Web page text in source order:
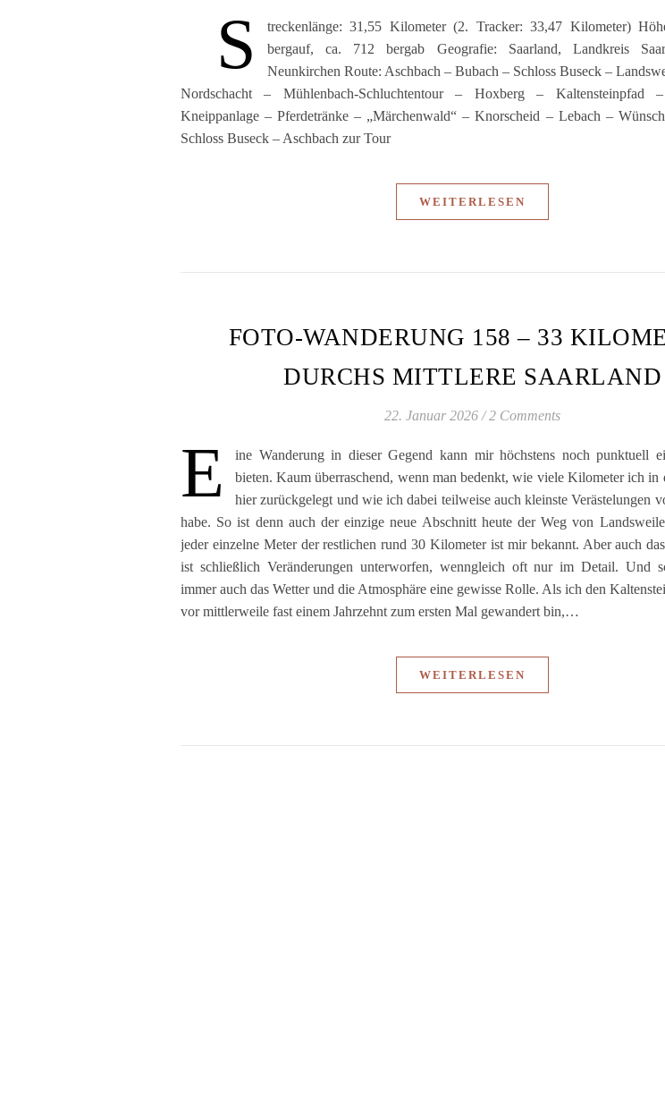
S
treckenlänge: 31,55 Kilometer (2. Tracker: 33,47 Kilometer)
bergauf, ca. 712 bergab Geografie: Saarland, Landkreis
Neunkirchen Route: Aschbach – Bubach – Schloss Buseck –
Nordschacht – Mühlenbach-Schluchtentour – Hoxberg – Kaltensteinpfad
Kneippanlage – Pferdetränke – „Märchenwald“ – Knorscheid – Lebach –
Schloss Buseck – Aschbach zur Tour
WEITERLESEN
FOTO-WANDERUNG 158 – 33
DURCHS MITTLERE SAARLAND
22. Januar 2026 / 2 Comments
E
ine Wanderung in dieser Gegend kann mir höchstens noch punktuell
bieten. Kaum überraschend, wenn man bedenkt, wie viele Kilometer ich in
hier zurückgelegt und wie ich dabei teilweise auch kleinste Verästelungen
habe. So ist denn auch der einzige neue Abschnitt heute der Weg von
jeder einzelne Meter der restlichen rund 30 Kilometer ist mir bekannt. Aber auch
ist schließlich Veränderungen unterworfen, wenngleich oft nur im Detail. Und
immer auch das Wetter und die Atmosphäre eine gewisse Rolle. Als ich den
vor mittlerweile fast einem Jahrzehnt zum ersten Mal gewandert bin,…
WEITERLESEN